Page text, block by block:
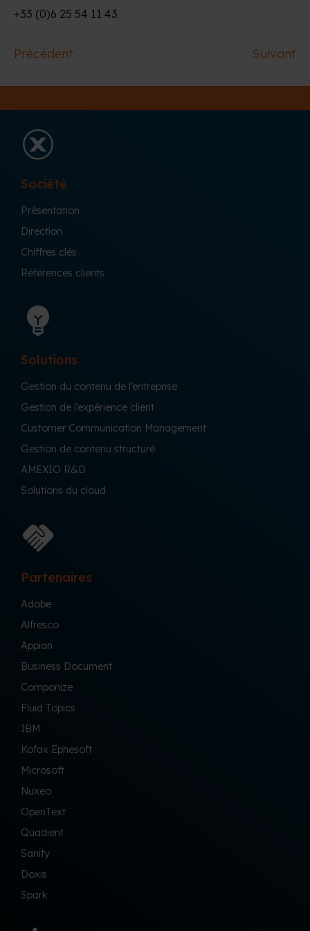
+33 (0)6 25 54 11 43
Suivant
Précédent
Société
Présentation
Direction
Chiffres clés
Références clients
Solutions
Gestion du contenu de l’entreprise
Gestion de l’expérience client
Customer Communication Management
Gestion de contenu structuré
AMEXIO R&D
Solutions du cloud
Partenaires
Adobe
Alfresco
Appian
Business Document
Componize
Fluid Topics
IBM
Kofax Ephesoft
Microsoft
Nuxeo
OpenText
Quadient
Sanity
Doxis
Spark